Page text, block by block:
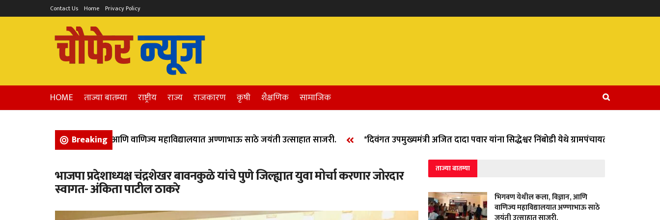
Contact Us Home Privacy Policy
HOME ताज्या बातम्या राष्ट्रीय राज्य राजकारण कृषी शैक्षणिक सामाजिक
Breaking
भिगवण येथील कला, विज्ञान, आणि वाणिज्य महाविद्यालयात अण्णाभाऊ साठे जयंती उत्साहात साजरी. *दिवंगत उपमुख्यमंत्री अजित दादा पवार यांना सिद्धेश्वर निंबोडी येथे ग्रामपंचायतीच्या वतीने
भाजपा प्रदेशाध्यक्ष चंद्रशेखर बावनकुळे यांचे पुणे जिल्ह्यात युवा मोर्चा करणार जोरदार
स्वागत- अंकिता पाटील ठाकरे
ताज्या बातम्या
भिगवण येथील कला, विज्ञान, आणि
वाणिज्य महाविद्यालयात अण्णाभाऊ साठे